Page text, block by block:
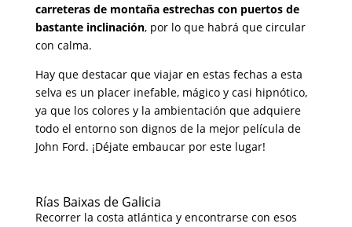
carreteras de montaña estrechas con puertos de
bastante inclinación, por lo que habrá que circular
con calma.
Hay que destacar que viajar en estas fechas a esta
selva es un placer inefable, mágico y casi hipnótico,
ya que los colores y la ambientación que adquiere
todo el entorno son dignos de la mejor película de
John Ford. ¡Déjate embaucar por este lugar!
Rías Baixas de Galicia
Recorrer la costa atlántica y encontrarse con esos